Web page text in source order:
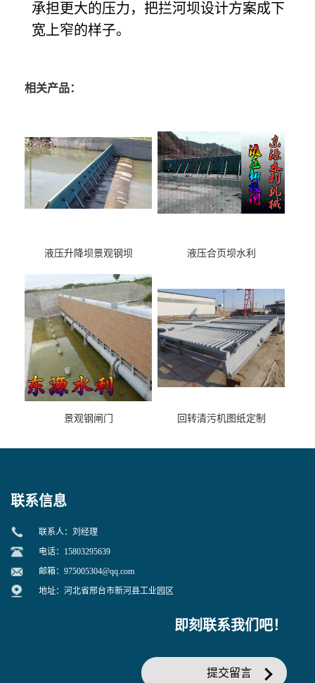
承担更大的压力，把拦河坝设计方案成下
宽上窄的样子。
相关产品：
液压升降坝景观钢坝 液压合页坝水利
景观钢闸门 回转清污机图纸定制
联系信息
联系人：刘经理
电话：15803295639
邮箱： 975005304@qq.com
地址：河北省邢台市新河县工业园区
即刻联系我们吧！
提交留言